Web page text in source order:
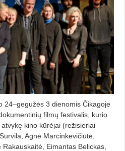
24–gegužės 3 dienomis Čikagoje
filmų festivalis, kurio
kino kūrėjai (režisieriai
Agnė Marcinkevičiūtė,
Eimantas Belickas,